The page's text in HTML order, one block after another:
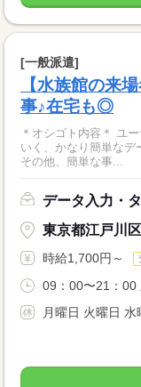
[一般派遣]
【水族館の来
事♪在宅も◎
＊オシゴト内容＊ ユーザー情報を専用フォームに そのまま入力して
いく、かなり簡単な
その他、簡単な事...
データ入力・
東京都江戸川
時給1,700円～
09：00〜21：00
月曜日 火曜日